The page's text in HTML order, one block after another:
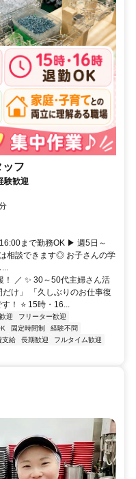
フ
験歓迎
まで勤務OK ▶ 週5日～
相談できます◎ お子さんの学
／ ✨ 30～50代主婦さん活
け」 「久しぶりのお仕事復
！ ⭐ 15時・16...
迎
フリーター歓迎
固定時間制
経験不問
支給 長期歓迎
フルタイム歓迎